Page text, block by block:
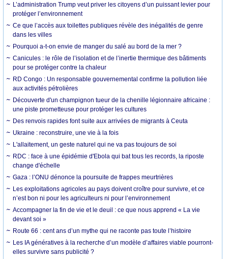
L’administration Trump veut priver les citoyens d’un puissant levier pour
protéger l’environnement
Ce que l’accès aux toilettes publiques révèle des inégalités de genre
dans les villes
Pourquoi a-t-on envie de manger du salé au bord de la mer ?
Canicules : le rôle de l’isolation et de l’inertie thermique des bâtiments
pour se protéger contre la chaleur
RD Congo : Un responsable gouvernemental confirme la pollution liée
aux activités pétrolières
Découverte d'un champignon tueur de la chenille légionnaire africaine :
une piste prometteuse pour protéger les cultures
Des renvois rapides font suite aux arrivées de migrants à Ceuta
Ukraine : reconstruire, une vie à la fois
L'allaitement, un geste naturel qui ne va pas toujours de soi
RDC : face à une épidémie d'Ebola qui bat tous les records, la riposte
change d'échelle
Gaza : l’ONU dénonce la poursuite de frappes meurtrières
Les exploitations agricoles au pays doivent croître pour survivre, et ce
n’est bon ni pour les agriculteurs ni pour l’environnement
Accompagner la fin de vie et le deuil : ce que nous apprend « La vie
devant soi »
Route 66 : cent ans d’un mythe qui ne raconte pas toute l’histoire
Les IA génératives à la recherche d’un modèle d’affaires viable pourront-
elles survivre sans publicité ?